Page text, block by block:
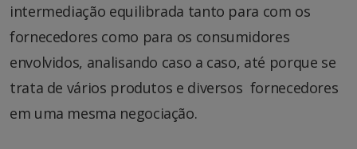
intermediação equilibrada tanto para com os
fornecedores como para os consumidores
envolvidos, analisando caso a caso, até porque se
trata de vários produtos e diversos fornecedores
em uma mesma negociação.